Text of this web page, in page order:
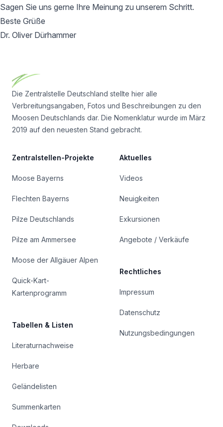
Sagen Sie uns gerne Ihre Meinung zu unserem Schritt.
Beste Grüße
Dr. Oliver Dürhammer
Die Zentralstelle Deutschland stellte hier alle
Verbreitungsangaben, Fotos und Beschreibungen zu den
Moosen Deutschlands dar. Die Nomenklatur wurde im März
2019 auf den neuesten Stand gebracht.
Zentralstellen-Projekte
Moose Bayerns
Flechten Bayerns
Pilze Deutschlands
Pilze am Ammersee
Moose der Allgäuer Alpen
Quick-Kart-
Kartenprogramm
Tabellen & Listen
Literaturnachweise
Herbare
Geländelisten
Summenkarten
Aktuelles
Videos
Neuigkeiten
Exkursionen
Angebote / Verkäufe
Rechtliches
Impressum
Datenschutz
Nutzungsbedingungen